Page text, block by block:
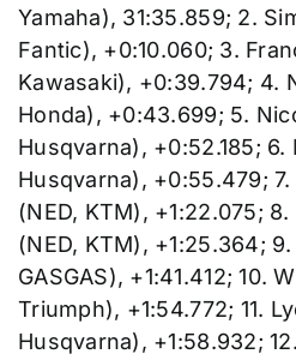
Yamaha), 31:35.859; 2.
Fantic), +0:10.060; 3.
Kawasaki), +0:39.794; 4.
Honda), +0:43.699; 5.
Husqvarna), +0:52.185; 6.
Husqvarna), +0:55.479;
(NED, KTM), +1:22.075; 8.
(NED, KTM), +1:25.364;
GASGAS), +1:41.412; 10.
Triumph), +1:54.772; 11.
Husqvarna), +1:58.932;